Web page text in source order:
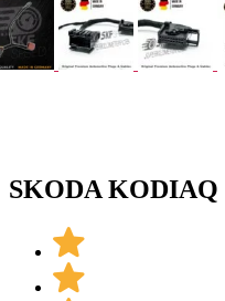
SKODA KODIAQ